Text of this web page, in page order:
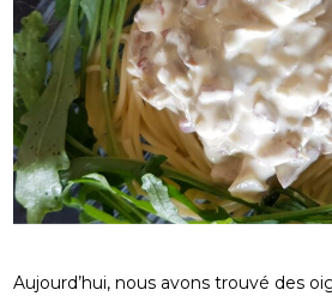
Aujourd’hui, nous avons trouvé des